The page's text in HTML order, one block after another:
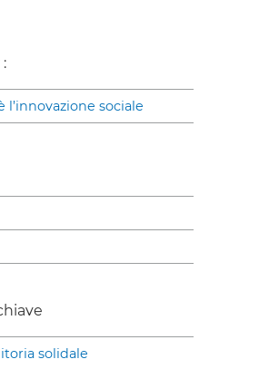
l’innovazione sociale
solidale